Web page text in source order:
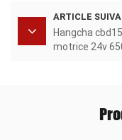
ARTICLE
Hangcha
motrice 24v